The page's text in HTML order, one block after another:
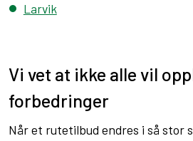
Larvik
Vi vet at ikke alle vil
forbedringer
Når et rutetilbud endres i så stor